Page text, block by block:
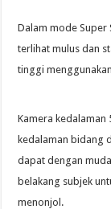
Dalam mode Super
terlihat mulus dan
tinggi
Kamera kedalaman
kedalaman bidang
dapat dengan
belakang subjek
menonjol.